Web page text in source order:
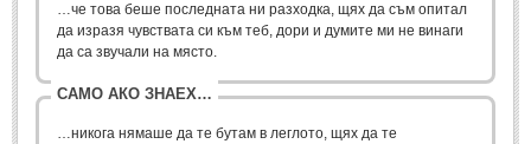
LATEST NEWS
Надежда
Post: 28 Юни 2018
Щастието
…че това беше последната ни разходка, щях да съм опитал
да изразя чувствата си към теб, дори и думите ми не винаги
да са звучали на място.
САМО АКО ЗНАЕХ…
…никога нямаше да те бутам в леглото, щях да те